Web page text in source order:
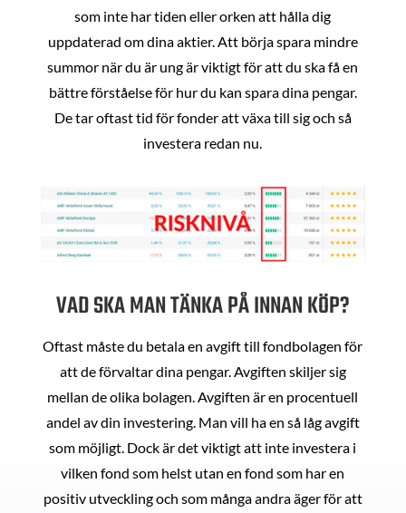
som inte har tiden eller orken att hålla dig
uppdaterad om dina aktier. Att börja spara mindre
summor när du är ung är viktigt för att du ska få en
bättre förståelse för hur du kan spara dina pengar.
De tar oftast tid för fonder att växa till sig och så
investera redan nu.
VAD SKA MAN TÄNKA PÅ INNAN KÖP?
Oftast måste du betala en avgift till fondbolagen för
att de förvaltar dina pengar. Avgiften skiljer sig
mellan de olika bolagen. Avgiften är en procentuell
andel av din investering. Man vill ha en så låg avgift
som möjligt. Dock är det viktigt att inte investera i
vilken fond som helst utan en fond som har en
positiv utveckling och som många andra äger för att